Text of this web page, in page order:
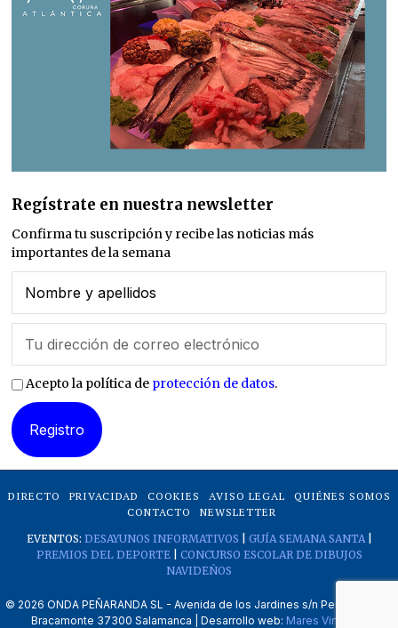
Regístrate en nuestra newsletter
Confirma tu suscripción y recibe las noticias más
importantes de la semana
Acepto la política de protección de datos.
DIRECTO PRIVACIDAD COOKIES AVISO LEGAL
QUIÉNES SOMOS
CONTACTO
NEWSLETTER
EVENTOS: DESAYUNOS INFORMATIVOS GUÍA SEMANA SANTA|
PREMIOS DEL DEPORTE| CONCURSO ESCOLAR DE DIBUJOS
NAVIDEÑOS
© 2026 ONDA PEÑARANDA SL - Avenida de los Jardines s/n Peñaranda de
Bracamonte 37300 Salamanca | Desarrollo web: Mares Virtuales